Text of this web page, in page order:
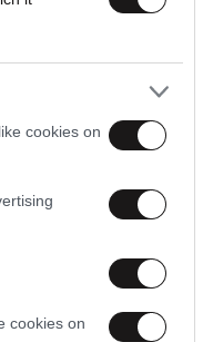
cookies on
cookies on